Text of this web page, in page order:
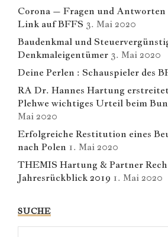
Corona – Fragen und Antworten
Link auf BFFS 3. Mai 2020
Baudenkmal und
Denkmaleigentümer 3. Mai 2020
Deine Perlen : Schauspieler des
RA Dr. Hannes Hartung
Plehwe wichtiges Urteil beim
Mai 2020
Erfolgreiche Restitution eines
nach Polen 1. Mai 2020
THEMIS Hartung & Partner
Jahresrückblick 2019 1. Mai 2020
SUCHE